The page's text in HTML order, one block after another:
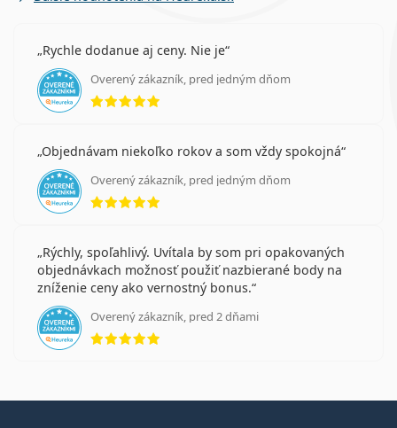
Rychle dodanue aj ceny. Nie je
Overený zákazník, pred jedným dňom
hodnotenie 5 z 5
Objednávam niekoľko rokov a som vždy spokojná
Overený zákazník, pred jedným dňom
hodnotenie 5 z 5
Rýchly, spoľahlivý. Uvítala by som pri opakovaných
objednávkach možnosť použiť nazbierané body na
zníženie ceny ako vernostný bonus.
Overený zákazník, pred 2 dňami
hodnotenie 5 z 5